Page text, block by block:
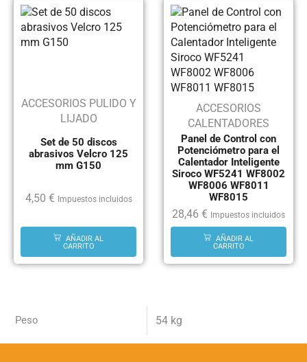
ACCESORIOS PULIDO Y
LIJADO
Set de 50 discos
abrasivos Velcro 125
mm G150
4,50 € Impuestos incluidos
AÑADIR AL
CARRITO
ACCESORIOS
CALENTADORES
Panel de Control con
Potenciómetro para el
Calentador Inteligente
Siroco WF5241 WF8002
WF8006 WF8011
WF8015
28,46 € Impuestos incluidos
AÑADIR AL
CARRITO
Peso 54 kg